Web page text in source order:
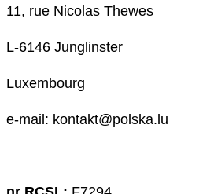
11, rue Nicolas Thewes
L-6146 Junglinster
Luxembourg
e-mail: kontakt@polska.lu